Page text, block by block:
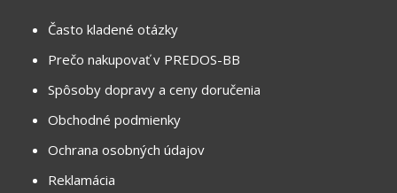
Často kladené otázky
Prečo nakupovať v PREDOS-BB
Spôsoby dopravy a ceny doručenia
Obchodné podmienky
Ochrana osobných údajov
Reklamácia